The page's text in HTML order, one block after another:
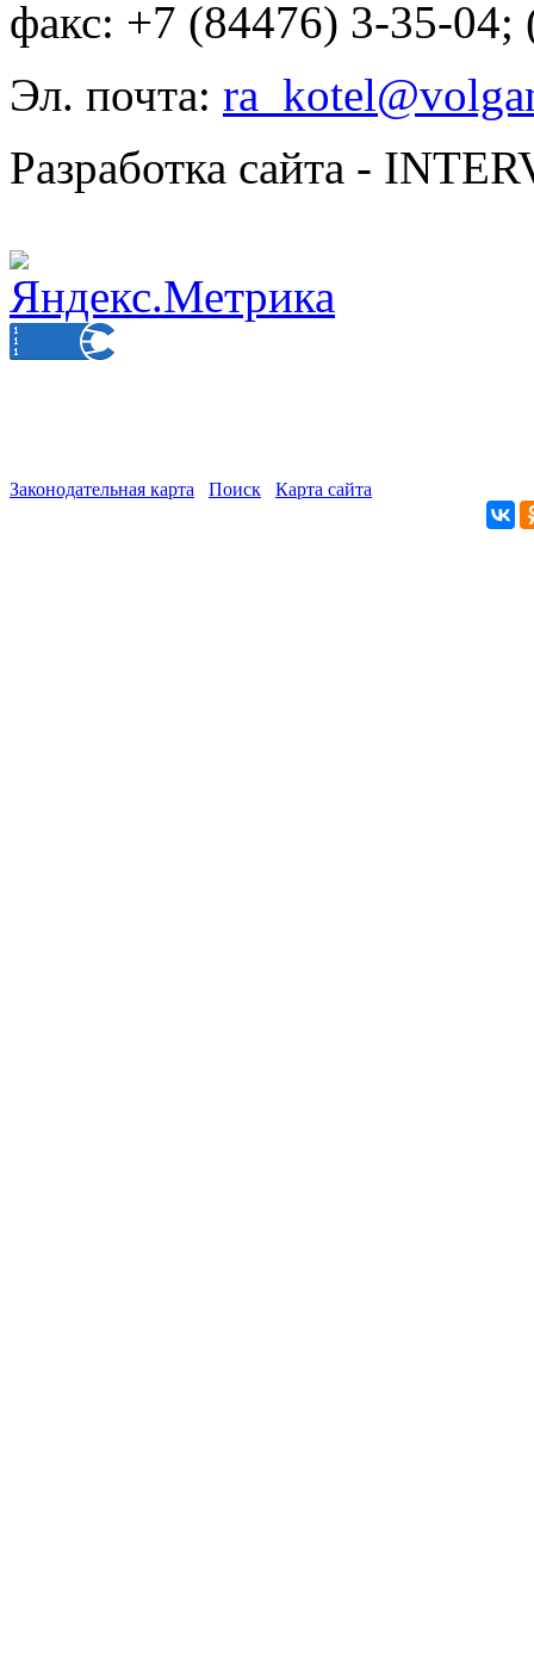
факс: +7 (84476) 3-35-04;
Эл. почта:
Разработка сайта -
Законодательная карта Поиск Карта сайта